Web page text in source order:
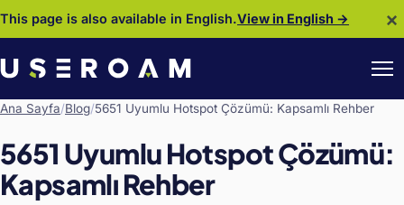
This page is also available in English.View in English → ×
Ana Sayfa/Blog/5651 Uyumlu Hotspot Çözümü: Kapsamlı Rehber
5651 Uyumlu Hotspot Çözümü:
Kapsamlı Rehber